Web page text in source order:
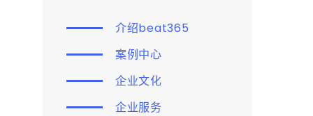
介绍beat365
案例中心
企业文化
企业服务